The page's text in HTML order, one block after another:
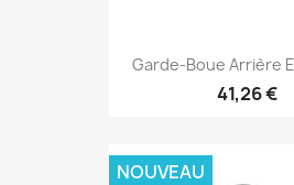
Garde-Boue Arrière
41,26 €
NOUVEAU